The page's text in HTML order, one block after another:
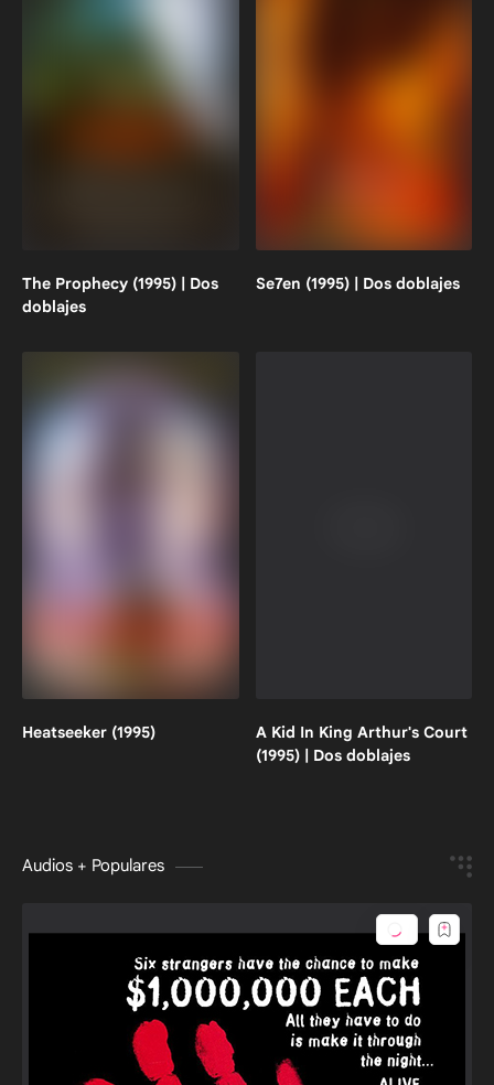
The Prophecy (1995) | Dos
doblajes
Se7en (1995) | Dos doblajes
Heatseeker (1995)
A Kid In King Arthur's Court
(1995) | Dos doblajes
Audios + Populares